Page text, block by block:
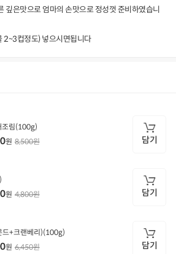
깊은맛으로 엄마의 손맛으로 정성껏 준비하였습니
컵정도) 넣으시면됩니다
조림(100g)
8,500원
원 담기
4,800원
원 담기
드+크랜베리)(100g)
6,450원
원 담기